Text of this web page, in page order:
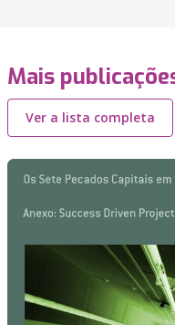
Mais
Ver a lista completa